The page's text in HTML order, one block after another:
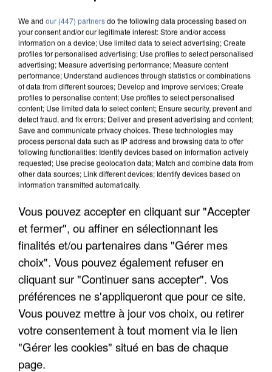
L’UN DES FONDATEURS SUPPOSÉS DE LA DZ
MAFIA INTERPELLÉ EN ALGÉRIE
We and our (447) partnersdo the following data processing based on
your consent and/or our legitimate interest: Store and/or access
information on a device; Use limited data to select advertising; Create
profiles for personalised advertising; Use profiles to select personalised
advertising; Measure advertising performance; Measure content
performance; Understand audiences through statistics or combinations
of data from different sources; Develop and improve services; Create
profiles to personalise content; Use profiles to select personalised
content; Use limited data to select content; Ensure security, prevent and
detect fraud, and fix errors; Deliver and present advertising and content;
Save and communicate privacy choices. These technologies may
process personal data such as IP address and browsing data to offer
following functionalities: Identify devices based on information actively
requested; Use precise geolocation data; Match and combine data from
other data sources; Link different devices; Identify devices based on
information transmitted automatically.
Vous pouvez accepter en cliquant sur "Accepter
et fermer", ou affiner en sélectionnant les
finalités et/ou partenaires dans "Gérer mes
choix". Vous pouvez également refuser en
cliquant sur "Continuer sans accepter". Vos
préférences ne s'appliqueront que pour ce site.
Vous pouvez mettre à jour vos choix, ou retirer
votre consentement à tout moment via le lien
"Gérer les cookies" situé en bas de chaque
page.